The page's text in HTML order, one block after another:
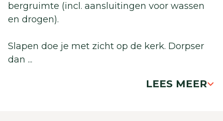
bergruimte (incl. aansluitingen voor wassen
en drogen).
Slapen doe je met zicht op de kerk. Dorpser
dan ...
LEES MEER